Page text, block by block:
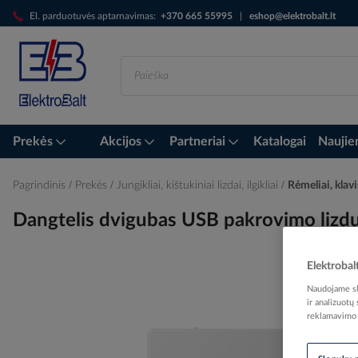
El. parduotuvės aptarnavimas: +370 665 55995 eshop@elektrobalt.lt
Skip
to
Content
Prekės Akcijos Partneriai Katalogai
Pagrindinis Prekės Jungikliai, kištukiniai lizdai, ilgikliai Rėmeliai,
Dangtelis dvigubas USB pakrovimo
Naudojame
ir analizuotų
reklamavimo